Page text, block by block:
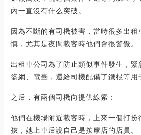
內一直沒有什么突破。
因為不斷的有司機被害，當時很多出租
慎，尤其是夜間載客時他們會很警覺。
出租車公司為了防止類似事件發生，
盜網、電臺，還給司機配備了鐵棍等用
之后，有兩個司機向提供線索：
他們在機場附近載客時，上來一個打扮
孩，她上車后說自己是按摩店的店員。